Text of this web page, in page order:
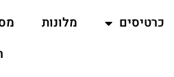
כרטיסים מלונות